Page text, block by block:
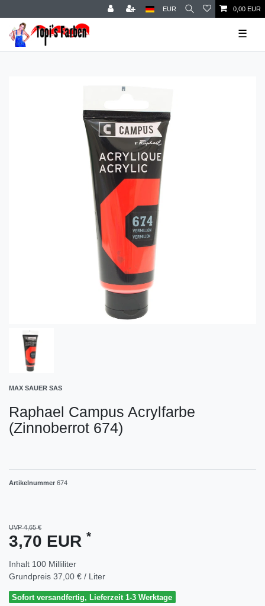
EUR 0,00 EUR
☰
MAX SAUER SAS
Raphael Campus Acrylfarbe
(Zinnoberrot 674)
Artikelnummer 674
UVP 4,65 €
3,70 EUR *
Inhalt 100 Milliliter
Grundpreis 37,00 € / Liter
Sofort versandfertig, Lieferzeit 1-3 Werktage